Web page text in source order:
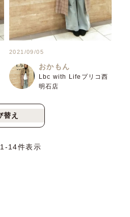
2021/09/05
おかもん
Lbc with Lifeプリコ西
明石店
替え
1 -14件表示